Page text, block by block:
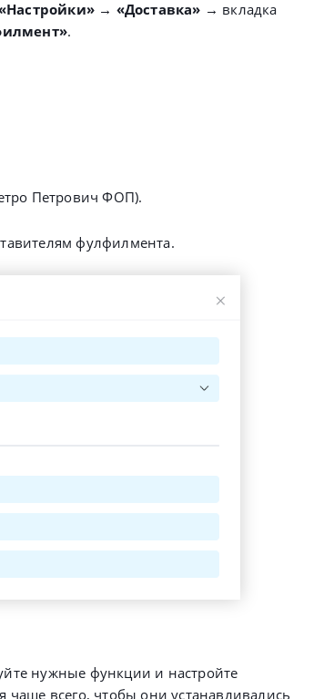
→ «Доставка» → вкладка
.
Петрович ФОП).
фулфилмента.
нужные функции и настройте
всего, чтобы они устанавливались